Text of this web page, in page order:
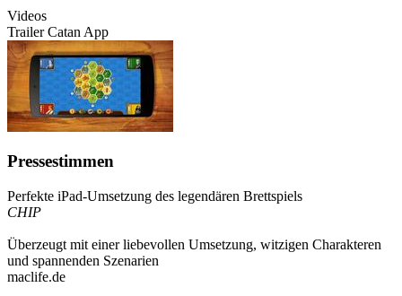
Videos
Trailer Catan App
Pressestimmen
Perfekte iPad-Umsetzung des legendären Brettspiels
CHIP
Überzeugt mit einer liebevollen Umsetzung, witzigen Charakteren
und spannenden Szenarien
maclife.de